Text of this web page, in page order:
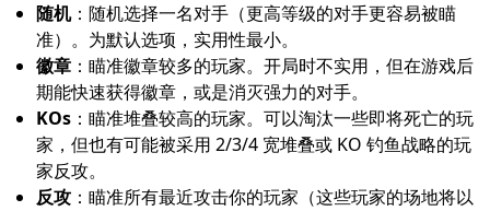
随机：随机选择一名对手（更高等级的对手更容易被瞄
准）。为默认选项，实用性最小。
徽章：瞄准徽章较多的玩家。开局时不实用，但在游戏后
期能快速获得徽章，或是消灭强力的对手。
KOs：瞄准堆叠较高的玩家。可以淘汰一些即将死亡的玩
家，但也有可能被采用 2/3/4 宽堆叠或 KO 钓鱼战略的玩
家反攻。
反攻：瞄准所有最近攻击你的玩家（这些玩家的场地将以